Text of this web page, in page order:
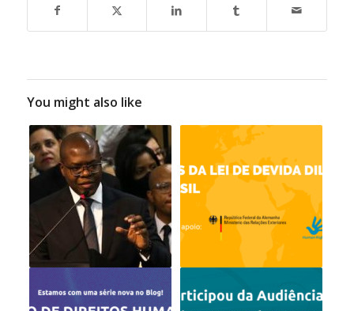
You might also like